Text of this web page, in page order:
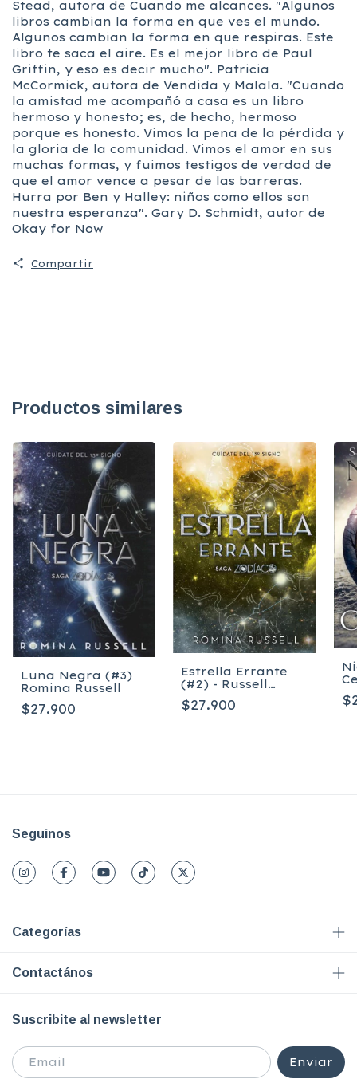
Stead, autora de Cuando me alcances. "Algunos
libros cambian la forma en que ves el mundo.
Algunos cambian la forma en que respiras. Este
libro te saca el aire. Es el mejor libro de Paul
Griffin, y eso es decir mucho". Patricia
McCormick, autora de Vendida y Malala. "Cuando
la amistad me acompañó a casa es un libro
hermoso y honesto; es, de hecho, hermoso
porque es honesto. Vimos la pena de la pérdida y
la gloria de la comunidad. Vimos el amor en sus
muchas formas, y fuimos testigos de verdad de
que el amor vence a pesar de las barreras.
Hurra por Ben y Halley: niños como ellos son
nuestra esperanza". Gary D. Schmidt, autor de
Okay for Now
Compartir
Productos similares
Luna Negra (#3)
Romina Russell
$27.900
Estrella Errante
(#2) - Russell
Romina
$27.900
Seguinos
Categorías
Contactános
Suscribite al newsletter